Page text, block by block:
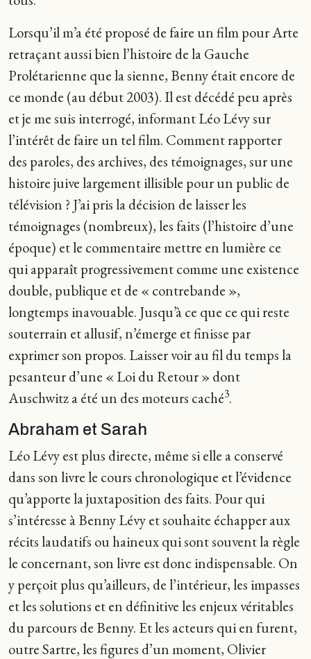
Lorsqu’il m’a été proposé de faire un film pour Arte
retraçant aussi bien l’histoire de la Gauche
Prolétarienne que la sienne, Benny était encore de
ce monde (au début 2003). Il est décédé peu après
et je me suis interrogé, informant Léo Lévy sur
l’intérêt de faire un tel film. Comment rapporter
des paroles, des archives, des témoignages, sur une
histoire juive largement illisible pour un public de
télévision ? J’ai pris la décision de laisser les
témoignages (nombreux), les faits (l’histoire d’une
époque) et le commentaire mettre en lumière ce
qui apparaît progressivement comme une existence
double, publique et de « contrebande »,
longtemps inavouable. Jusqu’à ce que ce qui reste
souterrain et allusif, n’émerge et finisse par
exprimer son propos. Laisser voir au fil du temps la
pesanteur d’une « Loi du Retour » dont
Auschwitz a été un des moteurs caché3.
Abraham et Sarah
Léo Lévy est plus directe, même si elle a conservé
dans son livre le cours chronologique et l’évidence
qu’apporte la juxtaposition des faits. Pour qui
s’intéresse à Benny Lévy et souhaite échapper aux
récits laudatifs ou haineux qui sont souvent la règle
le concernant, son livre est donc indispensable. On
y perçoit plus qu’ailleurs, de l’intérieur, les impasses
et les solutions et en définitive les enjeux véritables
du parcours de Benny. Et les acteurs qui en furent,
outre Sartre, les figures d’un moment, Olivier